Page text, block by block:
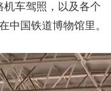
车驾照，以及各个
中国铁道博物馆里。